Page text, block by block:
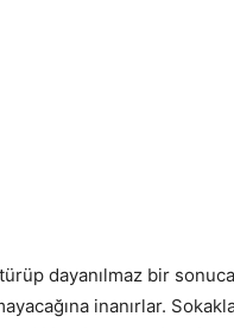
dayanılmaz bir
inanırlar.